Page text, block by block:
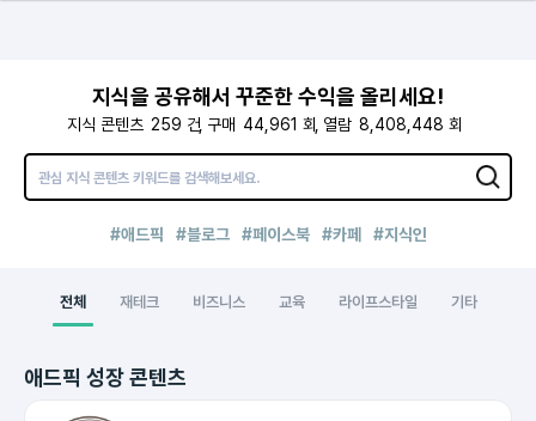
지식을 공유해서 꾸준한 수익을 올리세요!
지식 콘텐츠 259 건 구매 44,961 회 열람 8,408,448 회
#애드픽 #블로그 #페이스북 #카페 #지식인
전체 재테크 비즈니스 교육 라이프스타일 기타
애드픽 성장 콘텐츠